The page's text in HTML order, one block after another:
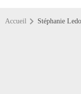
Accueil Stéphanie